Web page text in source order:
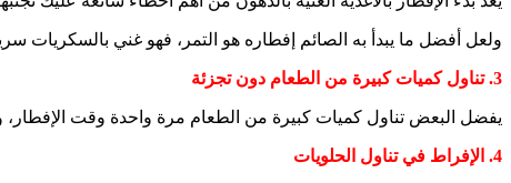
ولعل أفضل ما يبدأ به الصائم إفطاره هو التمر، فهو غني بالسكريات
3. تناول كميات كبيرة من الطعام دون تجزئة
يفضل البعض تناول كميات كبيرة من الطعام مرة واحدة وقت
4. الإفراط في تناول الحلويات